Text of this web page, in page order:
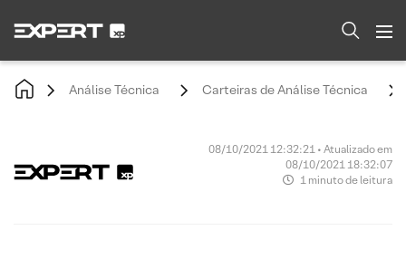
Análise Técnica Carteiras de Análise Técnica
08/10/2021 12:32:21 • Atualizado em
08/10/2021 18:32:07
1 minuto de leitura